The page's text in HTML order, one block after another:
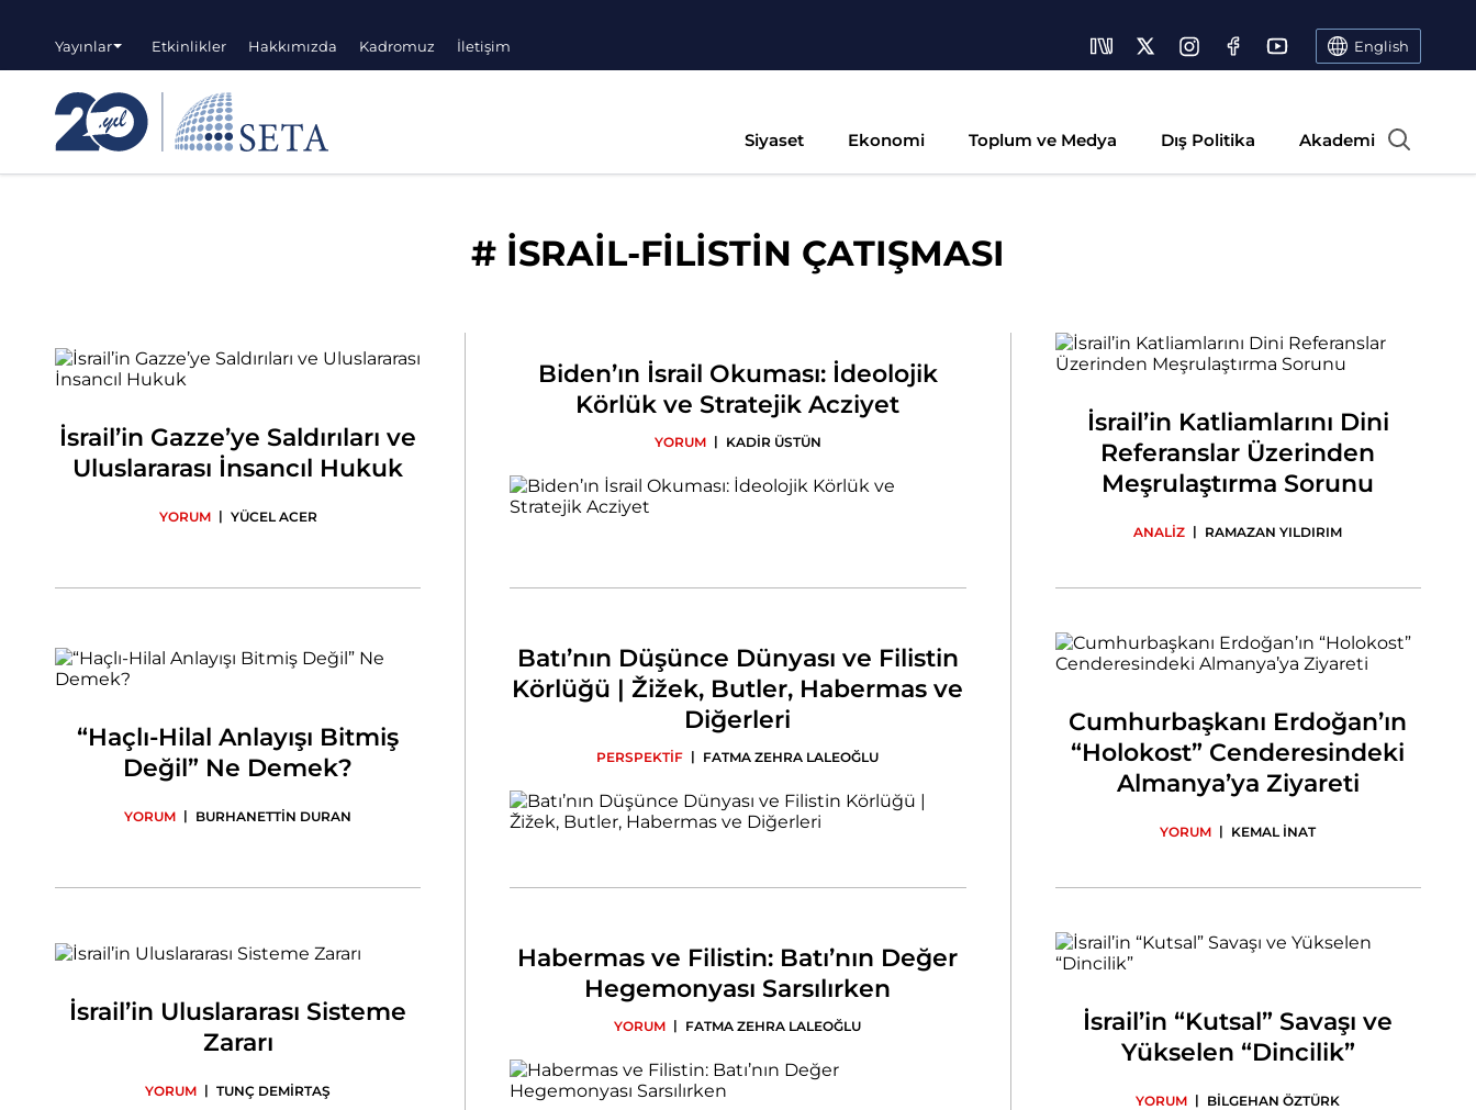
Yayınlar Etkinlikler Hakkımızda Kadromuz İletişim English
Siyaset Ekonomi Toplum ve Medya Dış Politika Akademi
# İSRAİL-FİLİSTİN ÇATIŞMASI
İsrail’in Gazze’ye Saldırıları ve
Uluslararası İnsancıl Hukuk
YORUM | YÜCEL ACER
Biden’ın İsrail Okuması: İdeolojik
Körlük ve Stratejik Acziyet
YORUM | KADİR ÜSTÜN
İsrail’in Katliamlarını Dini
Referanslar Üzerinden
Meşrulaştırma Sorunu
ANALİZ | RAMAZAN YILDIRIM
“Haçlı-Hilal Anlayışı Bitmiş
Değil” Ne Demek?
YORUM | BURHANETTİN DURAN
Batı’nın Düşünce Dünyası ve Filistin
Körlüğü | Žižek, Butler, Habermas ve
Diğerleri
PERSPEKTİF | FATMA ZEHRA LALEOĞLU
Cumhurbaşkanı Erdoğan’ın
“Holokost” Cenderesindeki
Almanya’ya Ziyareti
YORUM | KEMAL İNAT
İsrail’in Uluslararası Sisteme
Zararı
YORUM | TUNÇ DEMİRTAŞ
Habermas ve Filistin: Batı’nın Değer
Hegemonyası Sarsılırken
YORUM | FATMA ZEHRA LALEOĞLU
İsrail’in “Kutsal” Savaşı ve
Yükselen “Dincilik”
YORUM | BİLGEHAN ÖZTÜRK